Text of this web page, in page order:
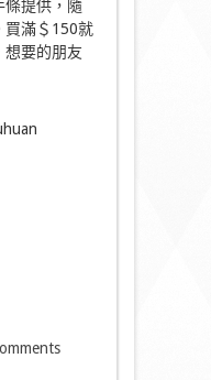
條提供，隨
買滿＄150就
想要的朋友